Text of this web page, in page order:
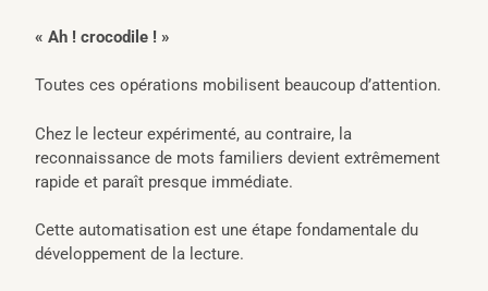
« Ah ! crocodile ! »
Toutes ces opérations mobilisent beaucoup d’attention.
Chez le lecteur expérimenté, au contraire, la
reconnaissance de mots familiers devient extrêmement
rapide et paraît presque immédiate.
Cette automatisation est une étape fondamentale du
développement de la lecture.